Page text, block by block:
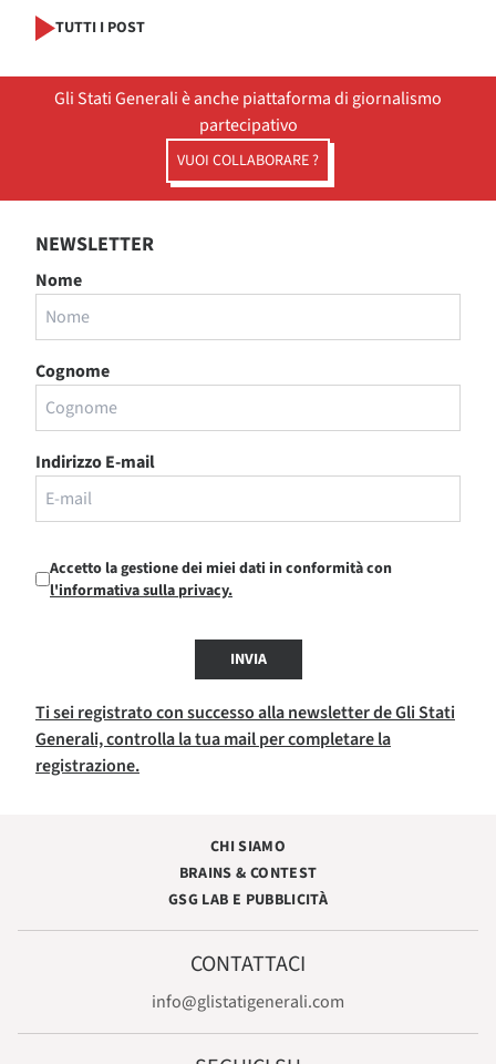
TUTTI I POST
Gli Stati Generali è anche piattaforma di giornalismo
partecipativo
VUOI COLLABORARE ?
NEWSLETTER
Nome
Cognome
Indirizzo E-mail
Accetto la gestione dei miei dati in conformità con
l'informativa sulla privacy.
INVIA
Ti sei registrato con successo alla newsletter de Gli Stati
Generali, controlla la tua mail per completare la
registrazione.
CHI SIAMO
BRAINS & CONTEST
GSG LAB E PUBBLICITÀ
CONTATTACI
info@glistatigenerali.com